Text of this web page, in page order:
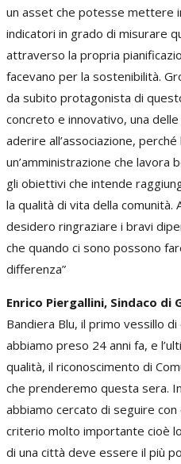
un asset che potesse mettere
indicatori in grado di misurare
attraverso la propria
facevano per la sostenibilità.
da subito protagonista di
concreto e innovativo, una
aderire all’associazione, perché
un’amministrazione che lavora
gli obiettivi che intende
la qualità di vita della comunità.
desidero ringraziare i bravi
che quando ci sono possono
differenza”
Enrico Piergallini, Sindaco di
Bandiera Blu, il primo vessillo di
abbiamo preso 24 anni fa, e
qualità, il riconoscimento di
che prenderemo questa sera.
abbiamo cercato di seguire con
criterio molto importante cioè
di una città deve essere il più